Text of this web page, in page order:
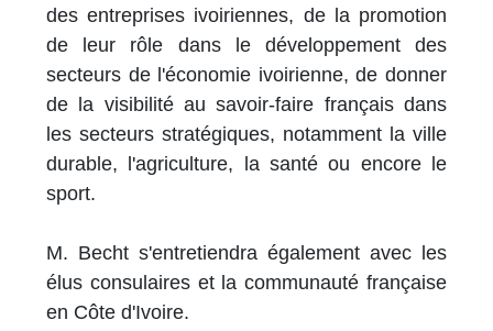
des entreprises ivoiriennes, de la promotion
de leur rôle dans le développement des
secteurs de l'économie ivoirienne, de donner
de la visibilité au savoir-faire français dans
les secteurs stratégiques, notamment la ville
durable, l'agriculture, la santé ou encore le
sport.
M. Becht s'entretiendra également avec les
élus consulaires et la communauté française
en Côte d'Ivoire.